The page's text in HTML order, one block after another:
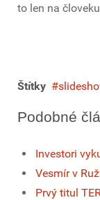
to len na
Štítky
Podobné
Investori
Vesmír v
Prvý titul